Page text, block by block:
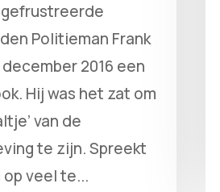
gefrustreerde
Politieman Frank
2016 een
Hij was het zat om
van de
te zijn. Spreekt
veel te...